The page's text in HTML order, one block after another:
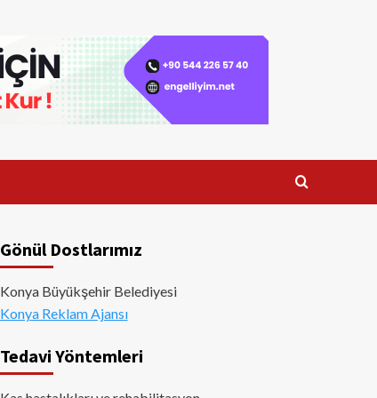
Gönül Dostlarımız
Konya Büyükşehir Belediyesi
Konya Reklam Ajansı
Tedavi Yöntemleri